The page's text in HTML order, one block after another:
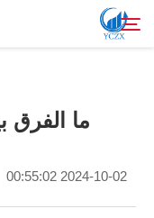
ما الفرق
2024-10-02 00:55:02